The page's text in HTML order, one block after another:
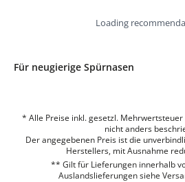
Loading
Für neugierige Spürnasen
* Alle Preise inkl. gesetzl.
nicht anders
Der angegebenen Preis ist die
Herstellers, mit Ausnahme
** Gilt für Lieferungen innerhalb
Auslandslieferungen siehe